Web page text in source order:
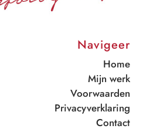
Navigeer
Home
Mijn werk
Voorwaarden
Privacyverklaring
Contact